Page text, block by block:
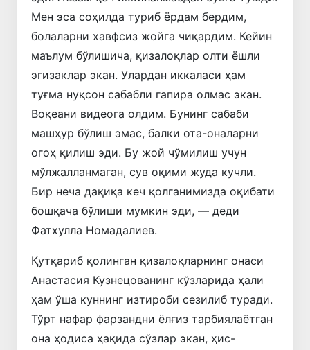
Мен эса соҳилда туриб ёрдам бердим,
болаларни хавфсиз жойга чиқардим. Кейин
маълум бўлишича, қизалоқлар олти ёшли
эгизаклар экан. Улардан иккаласи ҳам
туғма нуқсон сабабли гапира олмас экан.
Воқеани видеога олдим. Бунинг сабаби
машҳур бўлиш эмас, балки ота-оналарни
огоҳ қилиш эди. Бу жой чўмилиш учун
мўлжалланмаган, сув оқими жуда кучли.
Бир неча дақиқа кеч қолганимизда оқибати
бошқача бўлиши мумкин эди, — деди
Фатхулла Номадалиев.
Қутқариб қолинган қизалоқларнинг онаси
Анастасия Кузнецованинг кўзларида ҳали
ҳам ўша куннинг изтироби сезилиб туради.
Тўрт нафар фарзандни ёлғиз тарбиялаётган
она ҳодиса ҳақида сўзлар экан, ҳис-